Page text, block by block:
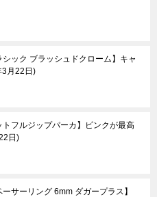
ック ブラッシュドクローム】キャ
月22日
フルジップパーカ】ピンクが最高
日
サーリング 6mm ダガープラス】